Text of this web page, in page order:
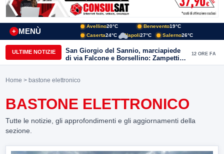
MENÙ
+
Avellino20°C Benevento19°C
Caserta24°C Napoli27°C Salerno26°C
ULTIME NOTIZIE
San Giorgio del Sannio, marciapiede
di via Falcone e Borsellino: Zampetti e
Lombardi replicano alle polemiche
12 ORE FA
Home > bastone elettronico
BASTONE ELETTRONICO
Tutte le notizie, gli approfondimenti e gli aggiornamenti della
sezione.